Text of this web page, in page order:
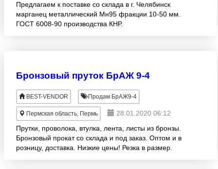
Предлагаем к поставке со склада в г. Челябинск
марганец металлический Мн95 фракции 10-50 мм.
ГОСТ 6008-90 производства КНР.
Бронзовый пруток БрАЖ 9-4
BEST-VENDOR Продам БрАЖ9-4
Пермская область, Пермь
28.01.2020 06:12
Прутки, проволока, втулка, лента, листы из бронзы.
Бронзовый прокат со склада и под заказ. Оптом и в
розницу, доставка. Низкие цены! Резка в размер.